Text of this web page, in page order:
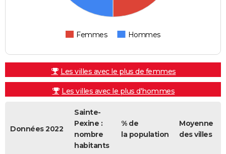
Femmes Hommes
Les villes avec le plus de femmes
Les villes avec le plus d'hommes
Données 2022
Sainte-
Pexine :
nombre
habitants
% de
la population
Moyenne
des villes